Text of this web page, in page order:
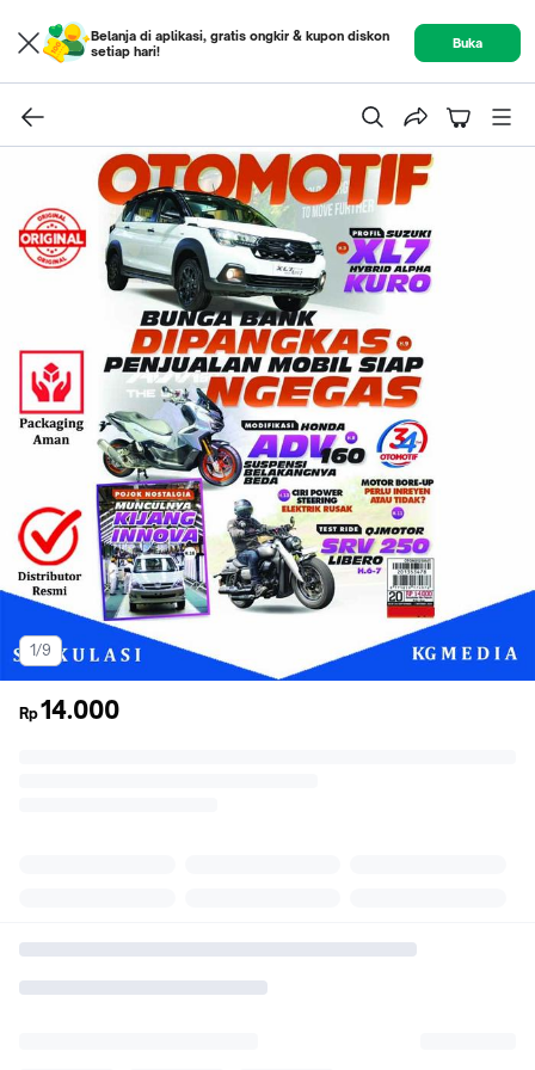
Belanja di aplikasi, gratis ongkir & kupon diskon
setiap hari!
Buka
1/9
Rp14.000